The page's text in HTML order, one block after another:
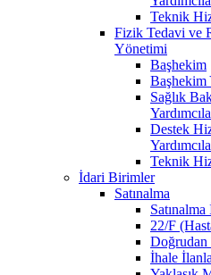
Teknik
Fizik Tedavi ve
Yönetimi
Başhekim
Başhekim
Sağlık
Destek
Teknik
İdari Birimler
Satınalma
22/F
Doğrudan
İhale